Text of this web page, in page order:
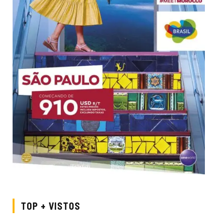
TOP + VISTOS